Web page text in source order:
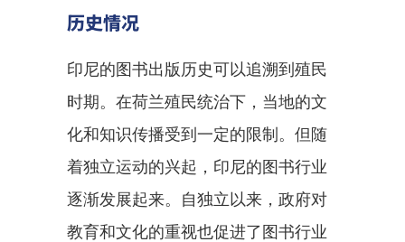
历史情况
印尼的图书出版历史可以追溯到殖民
时期。在荷兰殖民统治下，当地的文
化和知识传播受到一定的限制。但随
着独立运动的兴起，印尼的图书行业
逐渐发展起来。自独立以来，政府对
教育和文化的重视也促进了图书行业